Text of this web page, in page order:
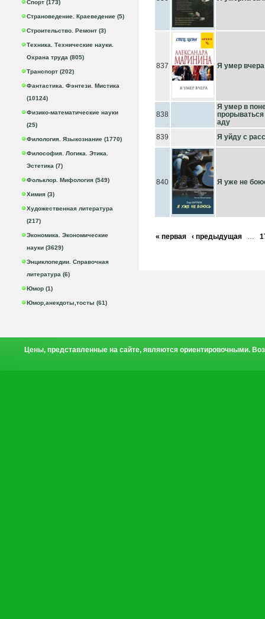
Спорт (173)
Страноведение. Краеведение (5)
Строительство. Ремонт (3)
Техника. Технические науки.
Охрана труда (805)
Транспорт (202)
Фантастика. Фэнтези. Мистика
(10124)
Физико-математические науки
(25)
Филология. Языкознание (1770)
Философия. Логика. Этика.
Эстетика (7)
Фольклор. Мифология (549)
Химия (3)
Художественная литература
(217)
Экономика. Экономические
науки (3629)
Энциклопедии. Справочная
литература (6)
Юмор (1)
Юмор,анекдоты,тосты (61)
837 Я умер вчера
838
Я умер в
аду
839
Я уйду с
840 Я уже не
« первая ‹ предыдущая …
Цены, представленные на сайте, являются ориентировочными.